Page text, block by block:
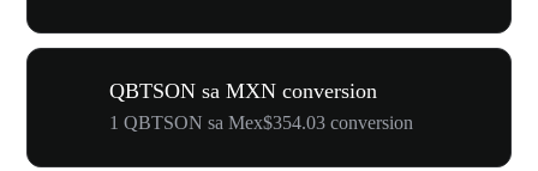
QBTSON sa MXN conversion
1 QBTSON sa Mex$354.03 conversion